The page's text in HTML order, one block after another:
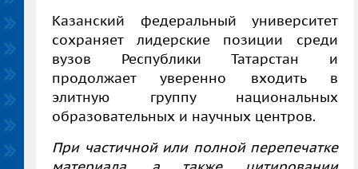
Казанский федеральный университет
сохраняет лидерские позиции среди
вузов Республики Татарстан и
продолжает уверенно входить в
элитную группу национальных
образовательных и научных центров.
При частичной или полной перепечатке